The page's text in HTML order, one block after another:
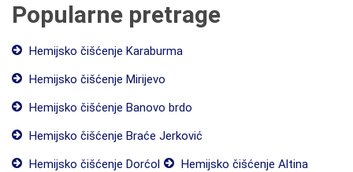
Popularne pretrage
Hemijsko čišćenje Karaburma
Hemijsko čišćenje Mirijevo
Hemijsko čišćenje Banovo brdo
Hemijsko čišćenje Braće Jerković
Hemijsko čišćenje Dorćol
Hemijsko čišćenje Altina